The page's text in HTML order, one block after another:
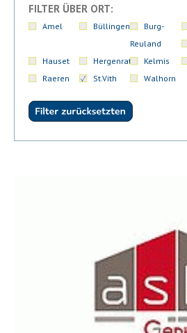
FILTER ÜBER ORT:
Amel Büllingen
Burg-
Reuland
Hauset
Hergenrath Kelmis
Raeren
St.Vith Walhorn